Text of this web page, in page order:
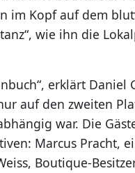
im Kopf auf dem
wie ihn die
erklärt Daniel
auf den zweiten
war. Die
Marcus Pracht,
Boutique-